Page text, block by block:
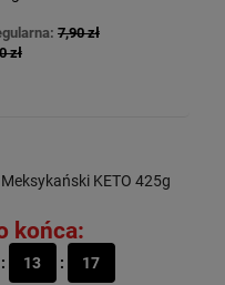
7,90 zł
zł
KETO 425g
końca:
13
17